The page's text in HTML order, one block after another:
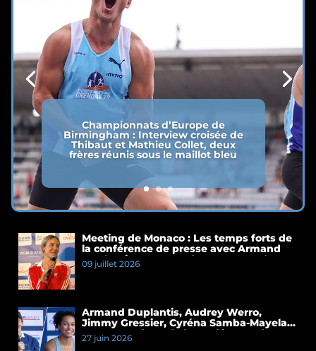
Championnats d’Europe de
Birmingham : Interview croisée de
Thibaut et Mathieu Collet, deux
frères réunis sous le maillot bleu
Meeting de Monaco : Les temps forts de
la conférence de presse avec Armand
Duplantis et Cassandre Beaugrand
09 juillet 2026
Armand Duplantis, Audrey Werro,
Jimmy Gressier, Cyréna Samba-Mayela…
Les temps forts de la conférence de
presse du Meeting de Paris 2026
27 juin 2026